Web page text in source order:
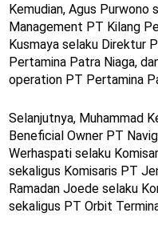
Kemudian, Agus
Management PT Kilang
Kusmaya selaku Direktur
Pertamina Patra Niaga,
operation PT Pertamina
Selanjutnya, Muhammad
Beneficial Owner PT
Werhaspati selaku
sekaligus Komisaris PT
Ramadan Joede selaku
sekaligus PT Orbit